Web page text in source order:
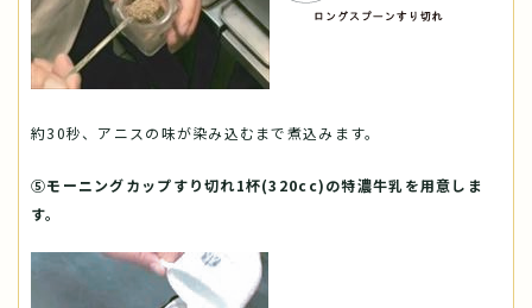
約30秒、アニスの味が染み込むまで煮込みます。
⑤モーニングカップすり切れ1杯(320cc)の特濃牛乳を用意しま
す。